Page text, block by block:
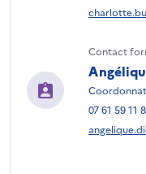
Contact
07 61 59 11